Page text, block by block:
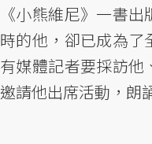
《小熊維尼》一書
時的他，卻已成為了
有媒體記者要採訪
邀請他出席活動，朗